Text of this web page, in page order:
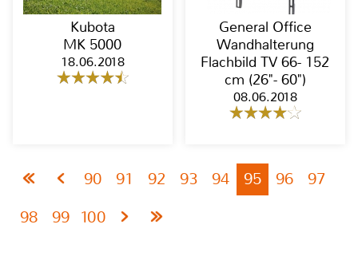
Kubota
MK 5000
18.06.2018
General Office
Wandhalterung
Flachbild TV 66- 152
cm (26"- 60")
08.06.2018
90 91 92 93 94 95 96
97
98
99 100